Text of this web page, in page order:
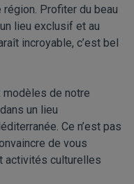
Profiter du beau
lieu exclusif et au
incroyable, c’est bel
de notre
dans un lieu
Ce n’est pas
de vous
activités culturelles